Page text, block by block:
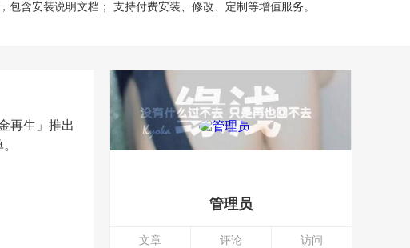
含安装说明文档； 支持付费安装、修改、定制等增值服务。
再生」推出
管理员
文章
评论
访问